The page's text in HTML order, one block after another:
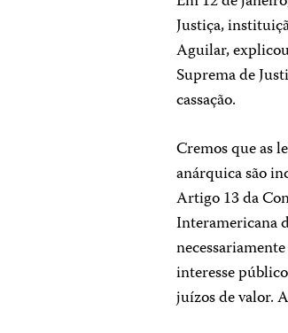
Justiça,
Aguilar,
Suprema de
cassação.
Cremos que as
anárquica são
Artigo 13 da
Interamericana
interesse
juízos de valor.